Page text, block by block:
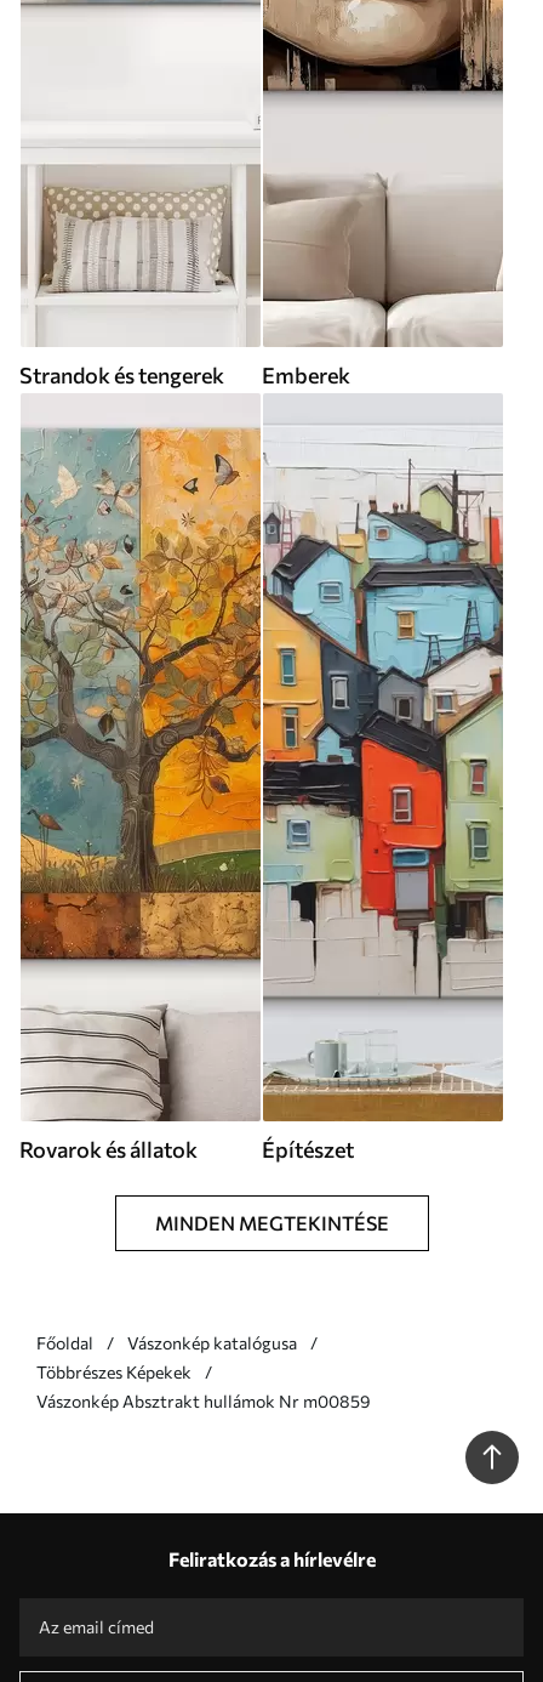
Strandok és tengerek Emberek
Rovarok és állatok Építészet
MINDEN MEGTEKINTÉSE
Főoldal
Vászonkép katalógusa
Többrészes Képekek
Vászonkép Absztrakt hullámok Nr m00859
Feliratkozás a hírlevélre